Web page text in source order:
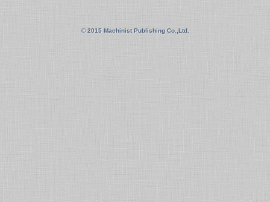
© 2015 Machinist Publishing Co.,Ltd.